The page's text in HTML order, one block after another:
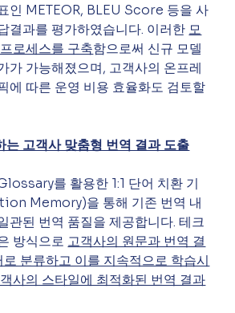
인 METEOR, BLEU Score 등을 사
결과를 평가하였습니다. 이러한 모
로세스를 구축함으로써 신규 모델
가 가능해졌으며, 고객사의 온프레
에 따른 운영 비용 효율화도 검토할
는 고객사 맞춤형 번역 결과 도출
를 활용한 1:1 단어 치환 기
Memory)을 통해 기존 번역 내
관된 번역 품질을 제공합니다. 테크
방식으로 고객사의 원문과 번역 결
분류하고 이를 지속적으로 학습시
사의 스타일에 최적화된 번역 결과